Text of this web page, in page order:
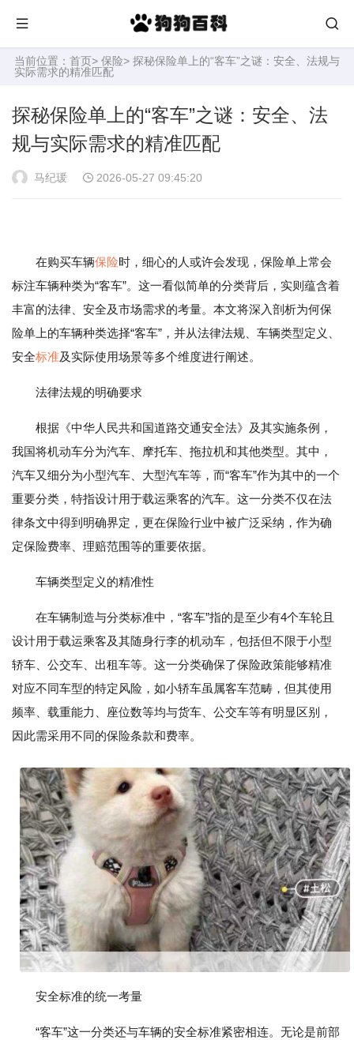
当前位置： 首页> 保险> 探秘保险单上的“客车”之谜：安全、法规与
实际需求的精准匹配
探秘保险单上的“客车”之谜：安全、法
规与实际需求的精准匹配
马纪瑗 2026-05-27 09:45:20
在购买车辆保险时，细心的人或许会发现，保险单上常会
标注车辆种类为“客车”。这一看似简单的分类背后，实则蕴含着
丰富的法律、安全及市场需求的考量。本文将深入剖析为何保
险单上的车辆种类选择“客车”，并从法律法规、车辆类型定义、
安全标准及实际使用场景等多个维度进行阐述。
法律法规的明确要求
根据《中华人民共和国道路交通安全法》及其实施条例，
我国将机动车分为汽车、摩托车、拖拉机和其他类型。其中，
汽车又细分为小型汽车、大型汽车等，而“客车”作为其中的一个
重要分类，特指设计用于载运乘客的汽车。这一分类不仅在法
律条文中得到明确界定，更在保险行业中被广泛采纳，作为确
定保险费率、理赔范围等的重要依据。
车辆类型定义的精准性
在车辆制造与分类标准中，“客车”指的是至少有4个车轮且
设计用于载运乘客及其随身行李的机动车，包括但不限于小型
轿车、公交车、出租车等。这一分类确保了保险政策能够精准
对应不同车型的特定风险，如小轿车虽属客车范畴，但其使用
频率、载重能力、座位数等均与货车、公交车等有明显区别，
因此需采用不同的保险条款和费率。
安全标准的统一考量
“客车”这一分类还与车辆的安全标准紧密相连。无论是前部